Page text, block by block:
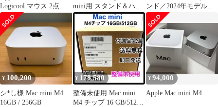
Logicool マウス 2点セ
ット
mini用 スタンド＆ハブ
冷却設計
ンド／2024年モデル
(M4対応
¥ 100,200
シ*し様 Mac mini M4
16GB / 256GB
¥ 178,580
整備未使用 Mac mini
M4 チップ 16 GB/512
¥94,000
Apple Mac mini M4